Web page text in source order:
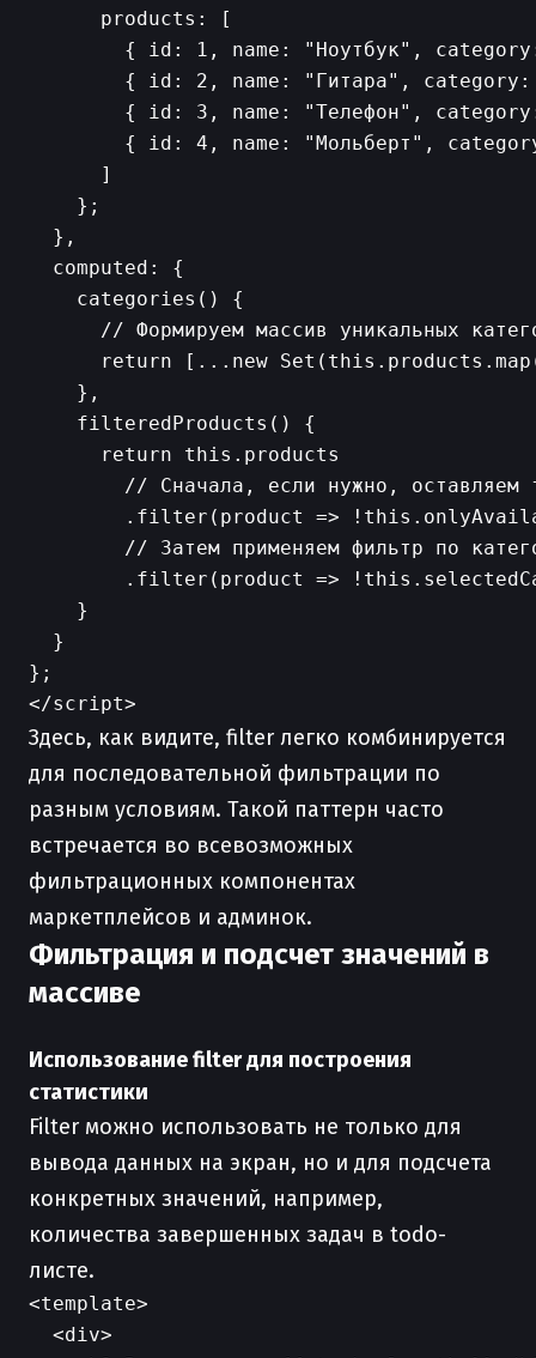
      products: [
{ id: 1, name: "Ноутбук",
{ id: 2, name: "Гитара",
{ id: 3, name: "Телефон",
{ id: 4, name: "Мольберт",
      ]
    };
  },
  computed: {
    categories() {
// Формируем массив уникальных
return [...new
    },
    filteredProducts() {
      return this.products
// Сначала, если нужно, оставляем
.filter(product =>
// Затем применяем фильтр по
.filter(product =>
    }
  }
};
Здесь, как видите, filter легко комбинируется
для последовательной фильтрации по
разным условиям. Такой паттерн часто
встречается во всевозможных
фильтрационных компонентах
маркетплейсов и админок.
Фильтрация и подсчет значений в
массиве
Использование filter для построения
статистики
Filter можно использовать не только для
вывода данных на экран, но и для подсчета
конкретных значений, например,
количества завершенных задач в todo-
листе.
<template>
  <div>